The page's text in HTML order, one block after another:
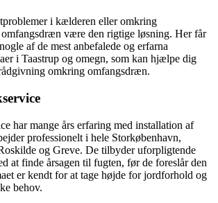
i kælderen eller omkring
omfangsdræn være den rigtige løsning. Her får
af de mest anbefalede og erfarna
i Taastrup og omegn, som kan hjælpe dig
omkring omfangsdræn.
har mange års erfaring med installation af
professionelt i hele Storkøbenhavn,
og Greve. De tilbyder uforpligtende
at finde årsagen til fugten, før de foreslår den
er kendt for at tage højde for jordforhold og
behov.